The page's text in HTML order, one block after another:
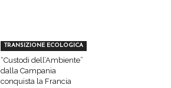
TRANSIZIONE ECOLOGICA
“Custodi dell’Ambiente”
dalla Campania
conquista la Francia